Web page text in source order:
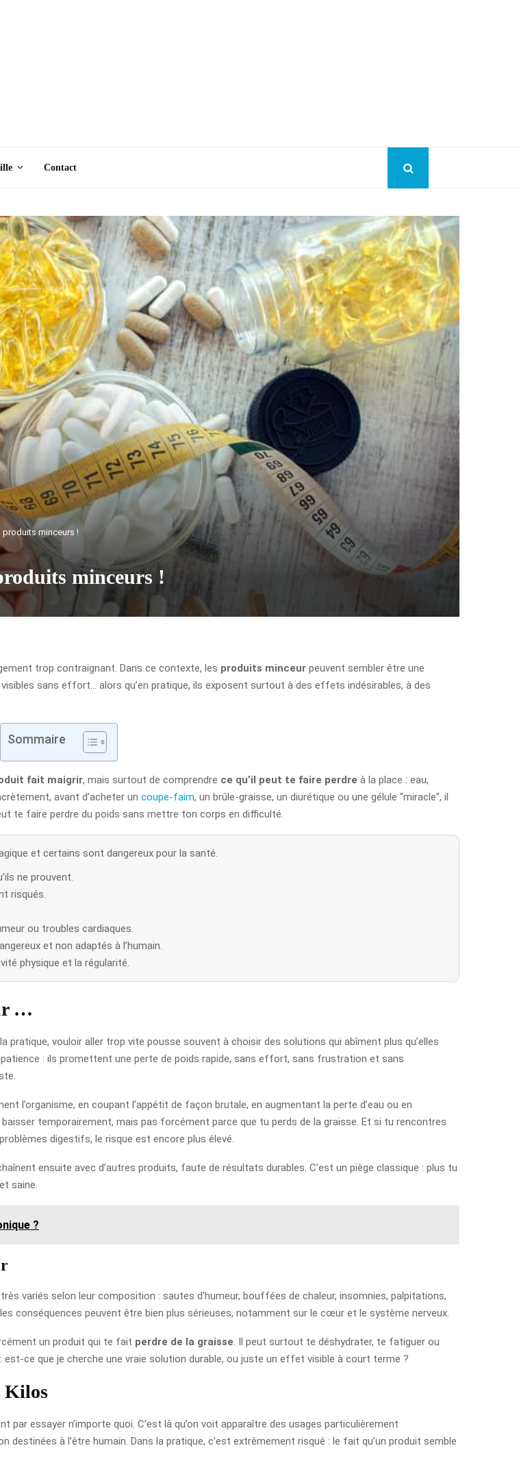
Contact
produits minceurs !
minceurs !
trop contraignant. Dans ce contexte, les produits minceur peuvent sembler être une
sans effort… alors qu’en pratique, ils exposent surtout à des effets indésirables, à des
Sommaire
fait maigrir, mais surtout de comprendre ce qu’il peut te faire perdre à la place : eau,
avant d’acheter un coupe-faim, un brûle-graisse, un diurétique ou une gélule “miracle”, il
te faire perdre du poids sans mettre ton corps en difficulté.
et certains sont dangereux pour la santé.
ne prouvent.
risqués.
ou troubles cardiaques.
et non adaptés à l’humain.
physique et la régularité.
…
pratique, vouloir aller trop vite pousse souvent à choisir des solutions qui abîment plus qu’elles
: ils promettent une perte de poids rapide, sans effort, sans frustration et sans
l’organisme, en coupant l’appétit de façon brutale, en augmentant la perte d’eau ou en
temporairement, mais pas forcément parce que tu perds de la graisse. Et si tu rencontres
digestifs, le risque est encore plus élevé.
ensuite avec d’autres produits, faute de résultats durables. C’est un piège classique : plus tu
saine.
?
variés selon leur composition : sautes d’humeur, bouffées de chaleur, insomnies, palpitations,
conséquences peuvent être bien plus sérieuses, notamment sur le cœur et le système nerveux.
un produit qui te fait perdre de la graisse . Il peut surtout te déshydrater, te fatiguer ou
ce que je cherche une vraie solution durable, ou juste un effet visible à court terme ?
Kilos
essayer n’importe quoi. C’est là qu’on voit apparaître des usages particulièrement
à l’être humain. Dans la pratique, c’est extrêmement risqué : le fait qu’un produit semble